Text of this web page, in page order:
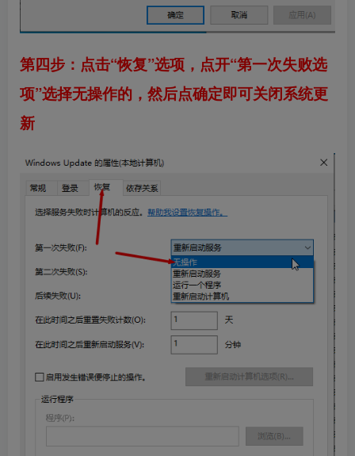
第四步：点击“恢复”选项，点开“第一次失败选
项”选择无操作的，然后点确定即可关闭系统更
新